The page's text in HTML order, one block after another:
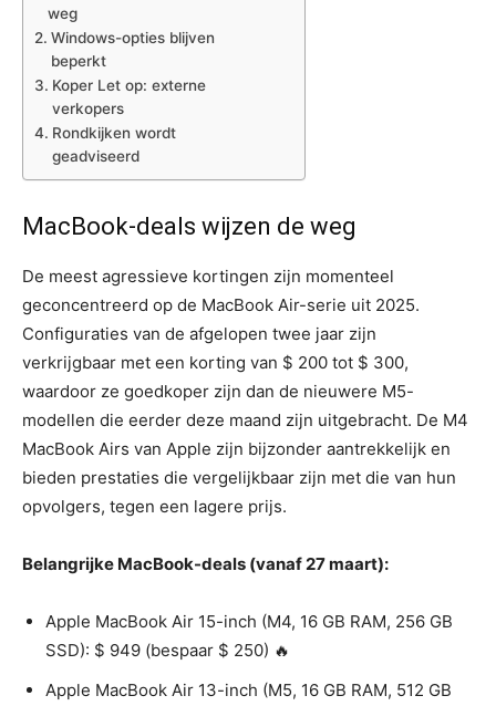
weg
Windows-opties blijven
beperkt
Koper Let op: externe
verkopers
Rondkijken wordt
geadviseerd
MacBook-deals wijzen de weg
De meest agressieve kortingen zijn momenteel
geconcentreerd op de MacBook Air-serie uit 2025.
Configuraties van de afgelopen twee jaar zijn
verkrijgbaar met een korting van $ 200 tot $ 300,
waardoor ze goedkoper zijn dan de nieuwere M5-
modellen die eerder deze maand zijn uitgebracht. De M4
MacBook Airs van Apple zijn bijzonder aantrekkelijk en
bieden prestaties die vergelijkbaar zijn met die van hun
opvolgers, tegen een lagere prijs.
Belangrijke MacBook-deals (vanaf 27 maart):
Apple MacBook Air 15-inch (M4, 16 GB RAM, 256 GB
SSD): $ 949 (bespaar $ 250) 🔥
Apple MacBook Air 13-inch (M5, 16 GB RAM, 512 GB